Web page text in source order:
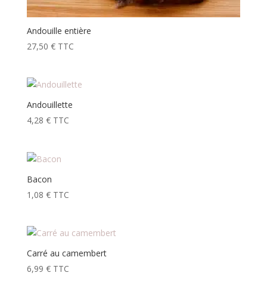
Andouille entière
27,50 € TTC
Andouillette
4,28 € TTC
Bacon
1,08 € TTC
Carré au camembert
6,99 € TTC